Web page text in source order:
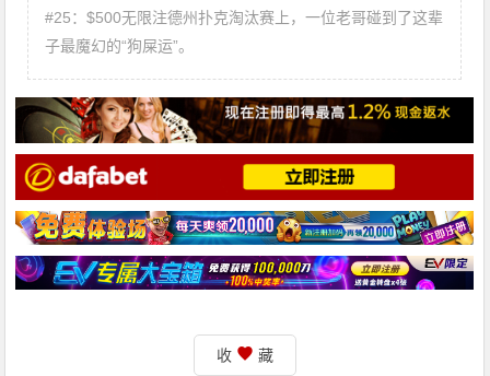
#25：$500无限注德州扑克淘汰赛上，一位老哥碰到了这辈
子最魔幻的“狗屎运”。
收 藏